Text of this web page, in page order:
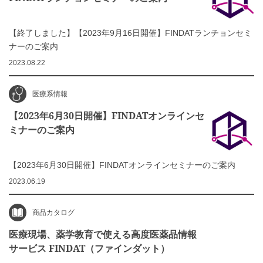
【終了しました】【2023年9月16日開催】FINDATランチョンセミ
ナーのご案内
2023.08.22
医療系情報
【2023年6月30日開催】FINDATオンラインセ
ミナーのご案内
【2023年6月30日開催】FINDATオンラインセミナーのご案内
2023.06.19
商品カタログ
医療現場、薬学教育で使える高度医薬品情報
サービス FINDAT（ファインダット）